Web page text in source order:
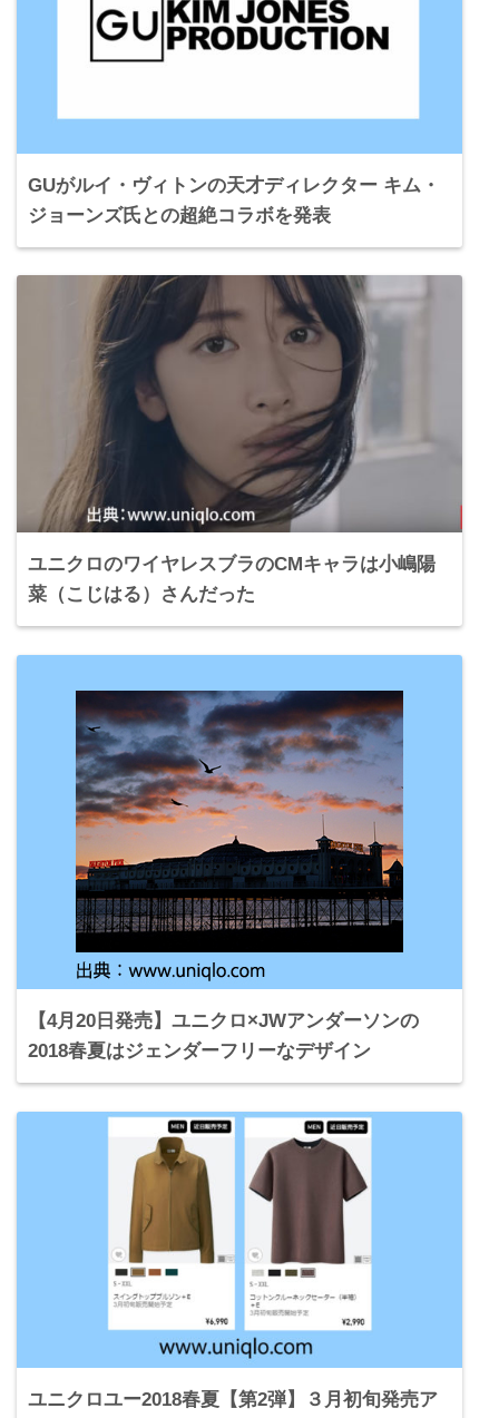
GUがルイ・ヴィトンの天才ディレクター キム・
ジョーンズ氏との超絶コラボを発表
ユニクロのワイヤレスブラのCMキャラは小嶋陽
菜（こじはる）さんだった
【4月20日発売】ユニクロ×JWアンダーソンの
2018春夏はジェンダーフリーなデザイン
ユニクロユー2018春夏【第2弾】３月初旬発売ア